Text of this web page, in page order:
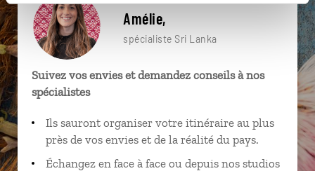
Amélie,
spécialiste Sri Lanka
Suivez vos envies et demandez conseils à nos
spécialistes
Ils sauront organiser votre itinéraire au plus
près de vos envies et de la réalité du pays.
Échangez en face à face ou depuis nos studios